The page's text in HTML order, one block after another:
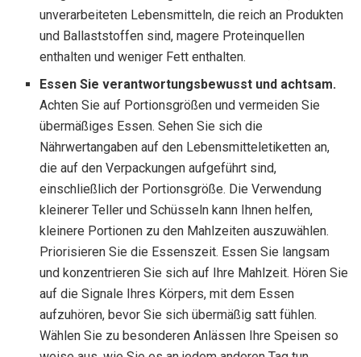
unverarbeiteten Lebensmitteln, die reich an Produkten
und Ballaststoffen sind, magere Proteinquellen
enthalten und weniger Fett enthalten.
Essen Sie verantwortungsbewusst und achtsam.
Achten Sie auf Portionsgrößen und vermeiden Sie
übermäßiges Essen. Sehen Sie sich die
Nährwertangaben auf den Lebensmitteletiketten an,
die auf den Verpackungen aufgeführt sind,
einschließlich der Portionsgröße. Die Verwendung
kleinerer Teller und Schüsseln kann Ihnen helfen,
kleinere Portionen zu den Mahlzeiten auszuwählen.
Priorisieren Sie die Essenszeit. Essen Sie langsam
und konzentrieren Sie sich auf Ihre Mahlzeit. Hören Sie
auf die Signale Ihres Körpers, mit dem Essen
aufzuhören, bevor Sie sich übermäßig satt fühlen.
Wählen Sie zu besonderen Anlässen Ihre Speisen so